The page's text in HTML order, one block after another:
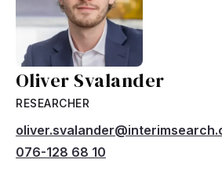
Oliver Svalander
RESEARCHER
076-128 68 10